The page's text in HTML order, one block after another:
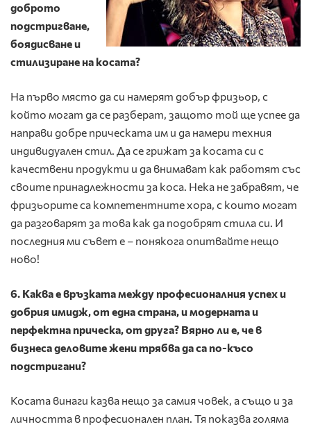
доброто
подстригване,
боядисване и
стилизиране на косата?
На първо място да си намерят добър фризьор, с
който могат да се разберат, защото той ще успее да
направи добре прическата им и да намери техния
индивидуален стил. Да се грижат за косата си с
качествени продукти и да внимават как работят със
своите принадлежности за коса. Нека не забравят, че
фризьорите са компетентните хора, с които могат
да разговарят за това как да подобрят стила си. И
последния ми съвет е – понякога опитвайте нещо
ново!
6. Каква е връзката между професионалния успех и
добрия имидж, от една страна, и модерната и
перфектна прическа, от друга? Вярно ли е, че в
бизнеса деловите жени трябва да са по-късо
подстригани?
Косата винаги казва нещо за самия човек, а също и за
личността в професионален план. Тя показва голяма